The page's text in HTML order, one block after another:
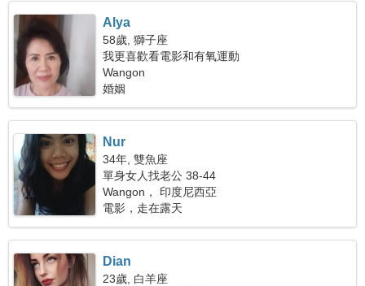
Alya
58歲, 獅子座
我更喜歡看電影和有氧運動
Wangon
婚姻
Nur
34年, 雙魚座
單身女人找老公 38-44
Wangon， 印度尼西亞
電影，走在露天
Dian
23歲, 白羊座